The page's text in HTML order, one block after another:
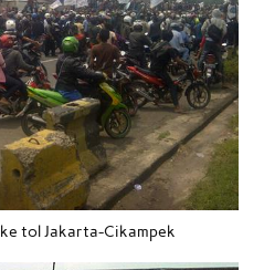
tol Jakarta-Cikampek